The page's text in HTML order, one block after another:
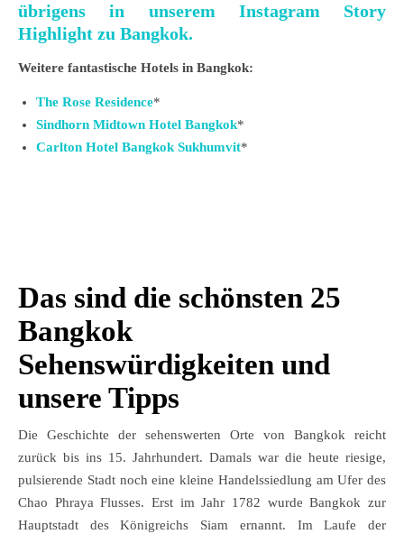
übrigens in unserem Instagram Story
Highlight zu Bangkok.
Weitere fantastische Hotels in Bangkok:
The Rose Residence*
Sindhorn Midtown Hotel Bangkok*
Carlton Hotel Bangkok Sukhumvit*
Das sind die schönsten 25
Bangkok
Sehenswürdigkeiten und
unsere Tipps
Die Geschichte der sehenswerten Orte von Bangkok reicht
zurück bis ins 15. Jahrhundert. Damals war die heute riesige,
pulsierende Stadt noch eine kleine Handelssiedlung am Ufer des
Chao Phraya Flusses. Erst im Jahr 1782 wurde Bangkok zur
Hauptstadt des Königreichs Siam ernannt. Im Laufe der